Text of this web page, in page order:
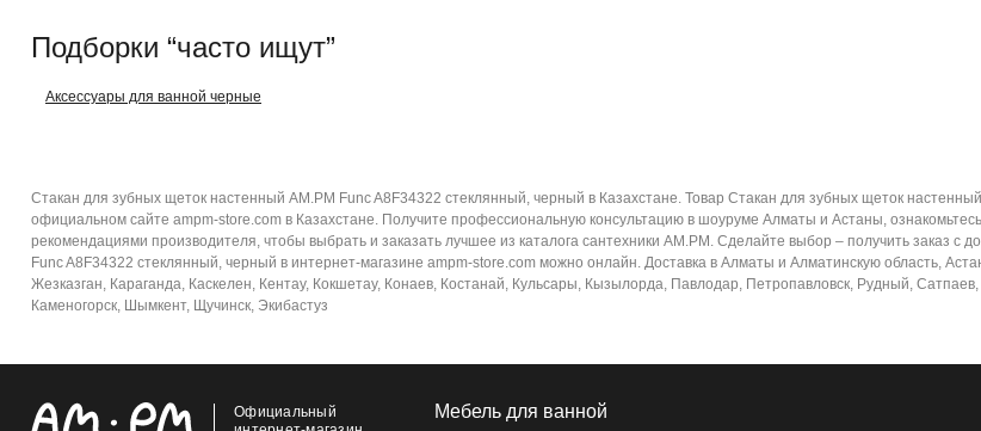
Подборки “часто ищут”
Аксессуары для ванной черные
Стакан для зубных щеток настенный AM.PM Func A8F34322 стеклянный, черный в Казахстане. Товар Стакан для зубных щеток
официальном сайте ampm-store.com в Казахстане. Получите профессиональную консультацию в шоуруме Алматы и Астаны,
рекомендациями производителя, чтобы выбрать и заказать лучшее из каталога сантехники AM.PM. Сделайте выбор – получить заказ с
Func A8F34322 стеклянный, черный в интернет-магазине ampm-store.com можно онлайн. Доставка в Алматы и Алматинскую область,
Жезказган, Караганда, Каскелен, Кентау, Кокшетау, Конаев, Костанай, Кульсары, Кызылорда, Павлодар, Петропавловск, Рудный,
Каменогорск, Шымкент, Щучинск, Экибастуз
Официальный
Мебель для ванной